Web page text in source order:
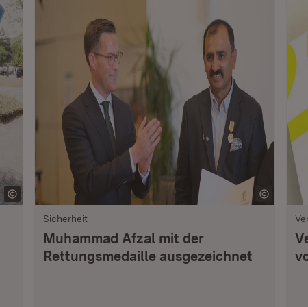
Sicherheit
Muhammad Afzal mit der
Rettungsmedaille ausgezeichnet